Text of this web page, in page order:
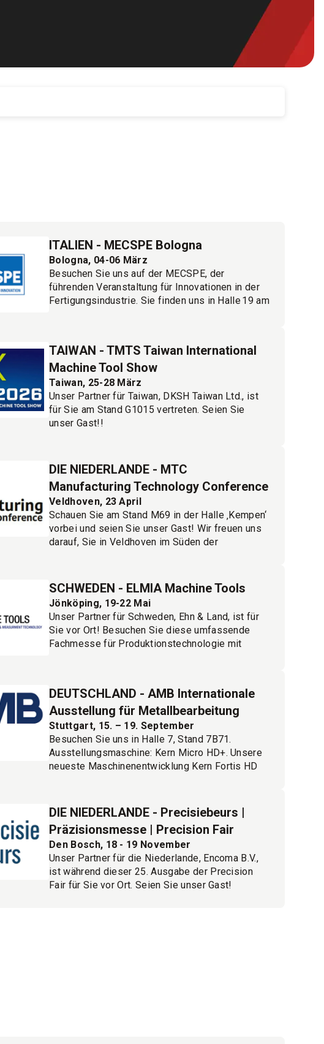
ITALIEN - MECSPE Bologna
Bologna, 04-06 März
Besuchen Sie uns auf der MECSPE, der
führenden Veranstaltung für Innovationen in der
Fertigungsindustrie. Sie finden uns in Halle 19 am
TAIWAN - TMTS Taiwan International
Machine Tool Show
Taiwan, 25-28 März
Unser Partner für Taiwan, DKSH Taiwan Ltd., ist
für Sie am Stand G1015 vertreten. Seien Sie
unser Gast!!
DIE NIEDERLANDE - MTC
Manufacturing Technology Conference
Veldhoven, 23 April
Schauen Sie am Stand M69 in der Halle ‚Kempen‘
vorbei und seien Sie unser Gast! Wir freuen uns
darauf, Sie in Veldhoven im Süden der
Melden Sie sich hier an!
SCHWEDEN - ELMIA Machine Tools
Jönköping, 19-22 Mai
Unser Partner für Schweden, Ehn & Land, ist für
Sie vor Ort! Besuchen Sie diese umfassende
Fachmesse für Produktionstechnologie mit
Melden Sie sich hier an!
DEUTSCHLAND - AMB Internationale
Ausstellung für Metallbearbeitung
Stuttgart, 15. – 19. September
Besuchen Sie uns in Halle 7, Stand 7B71.
Ausstellungsmaschine: Kern Micro HD+. Unsere
neueste Maschinenentwicklung Kern Fortis HD
Melden Sie sich hier an!
DIE NIEDERLANDE - Precisiebeurs |
Präzisionsmesse | Precision Fair
Den Bosch, 18 - 19 November
Unser Partner für die Niederlande, Encoma B.V.,
ist während dieser 25. Ausgabe der Precision
Fair für Sie vor Ort. Seien Sie unser Gast!